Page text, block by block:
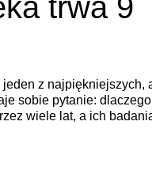
trwa 9
z najpiękniejszych,
sobie pytanie:
wiele lat, a ich